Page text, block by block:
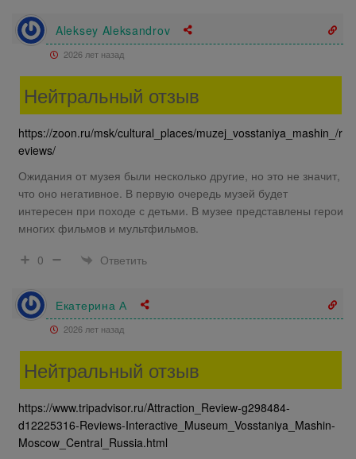
Aleksey Aleksandrov
2026 лет назад
Нейтральный отзыв
https://zoon.ru/msk/cultural_places/muzej_vosstaniya_mashin_/r
eviews/
Ожидания от музея были несколько другие, но это не значит,
что оно негативное. В первую очередь музей будет
интересен при походе с детьми. В музее представлены герои
многих фильмов и мультфильмов.
0
Ответить
Екатерина А
2026 лет назад
Нейтральный отзыв
https://www.tripadvisor.ru/Attraction_Review-g298484-
d12225316-Reviews-Interactive_Museum_Vosstaniya_Mashin-
Moscow_Central_Russia.html